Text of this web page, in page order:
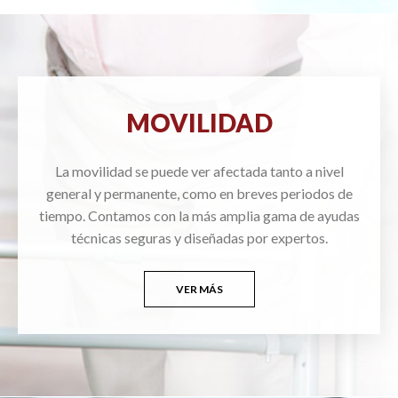
MOVILIDAD
La movilidad se puede ver afectada tanto a nivel
general y permanente, como en breves periodos de
tiempo. Contamos con la más amplia gama de ayudas
técnicas seguras y diseñadas por expertos.
VER MÁS